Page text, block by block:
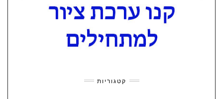
קטגוריות